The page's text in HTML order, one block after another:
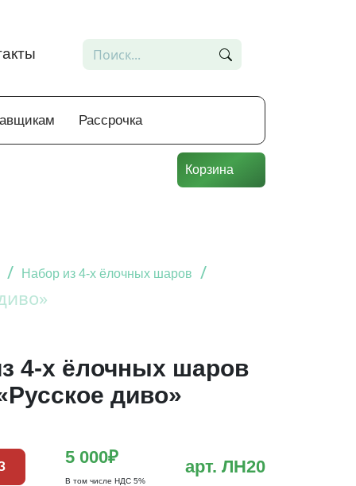
Рассрочка
Корзина
/ Набор из 4-х ёлочных шаров
/
4-х ёлочных шаров
диво»
5 000₽
В том числе НДС 5%
арт. ЛН20